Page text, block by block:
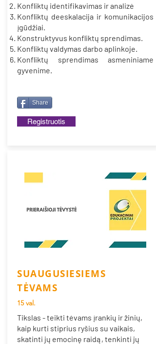
Konfliktų identifikavimas ir analizė
Konfliktų deeskalacija ir komunikacijos
įgūdžiai.
Konstruktyvus konfliktų sprendimas.
Konfliktų valdymas darbo aplinkoje.
Konfliktų sprendimas asmeniniame
gyvenime.
Share
Registruotis
SUAUGUSIESIEMS
TĖVAMS
15 val.
Tikslas -teikti tėvams įrankių ir žinių,
kaip kurti stiprius ryšius su vaikais,
skatinti jų emocinę raidą, tenkinti jų